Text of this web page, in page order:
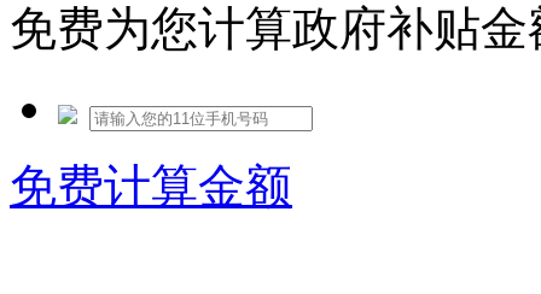
免费为您计算政府补贴
免费计算金额